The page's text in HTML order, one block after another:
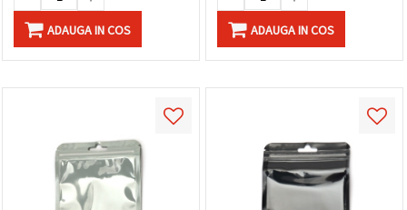
ADAUGA IN COS ADAUGA IN COS